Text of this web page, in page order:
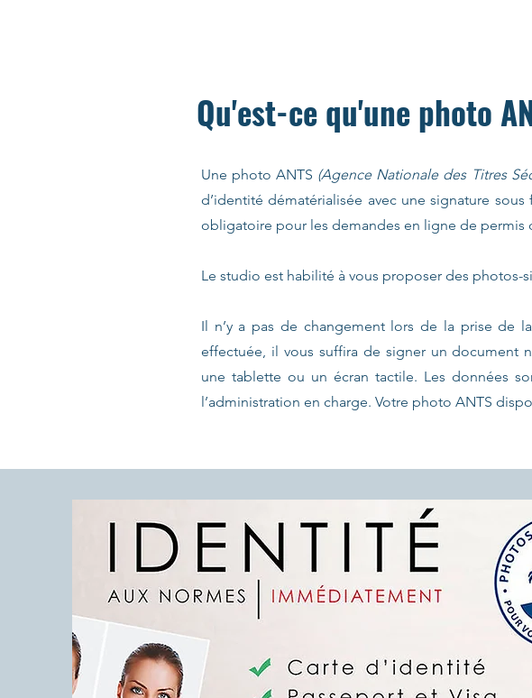
Qu'est-ce qu'une photo
Une photo ANTS (Agence Nationale des Titres
d’identité dématérialisée avec une signature
obligatoire pour les demandes en ligne de permis
Le studio est habilité à vous proposer des photos-
Il n’y a pas de changement lors de la prise de
effectuée, il vous suffira de signer un document
une tablette ou un écran tactile. Les données
l’administration en charge. Votre photo ANTS